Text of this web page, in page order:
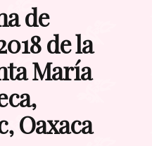
de
de la
María
Oaxaca